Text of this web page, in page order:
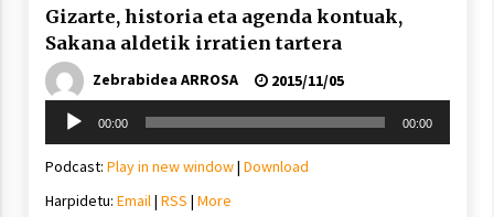
Gizarte, historia eta agenda kontuak,
Sakana aldetik irratien tartera
Zebrabidea ARROSA
2015/11/05
Soinu
erreproduzigailua
00:00 00:00
Podcast: Play in new window| Download
Harpidetu: Email| RSS | More